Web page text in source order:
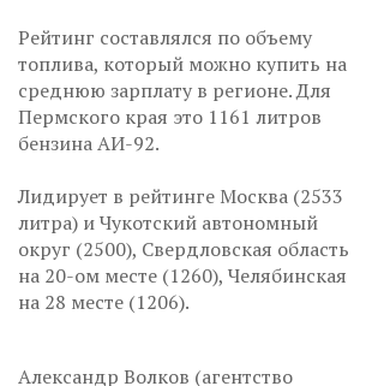
Рейтинг составлялся по объему
топлива, который можно купить на
среднюю зарплату в регионе. Для
Пермского края это 1161 литров
бензина АИ-92.
Лидирует в рейтинге Москва (2533
литра) и Чукотский автономный
округ (2500), Свердловская область
на 20-ом месте (1260), Челябинская
на 28 месте (1206).
Александр Волков (агентство